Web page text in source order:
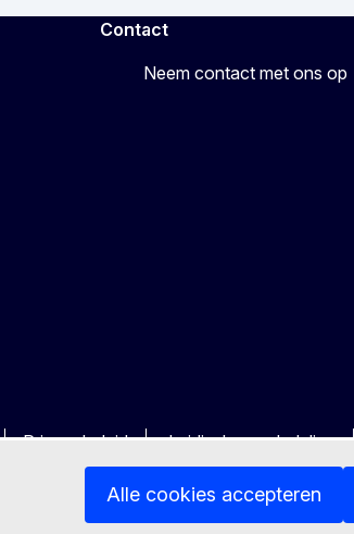
Alle cookies accepteren
Contact
Neem contact met ons op
Privacybeleid Juridische mededeling